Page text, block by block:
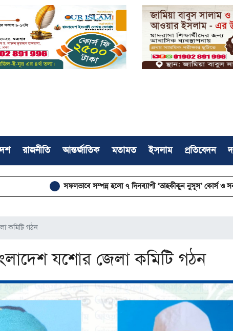
রাজনীতি আন্তর্জাতিক মতামত ইসলাম প্রতিবেদন
সফলভাবে সম্পন্ন হলো ৭ দিনব্যাপী ‘তাহকীকুন নুসূস’ কোর্স ও সনদ বিতরণ
কমিটি গঠন
যশোর জেলা কমিটি গঠন